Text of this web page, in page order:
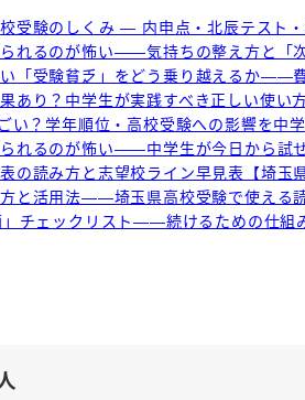
校受験のしくみ — 内申点・北辰テスト
れるのが怖い——気持ちの整え方と「
「受験貧乏」をどう乗り越えるか——
あり？中学生が実践すべき正しい使い
い？学年順位・高校受験への影響を中
れるのが怖い——中学生が今日から試
の読み方と志望校ライン早見表【埼玉
と活用法——埼玉県高校受験で使える
チェックリスト——続けるための仕組